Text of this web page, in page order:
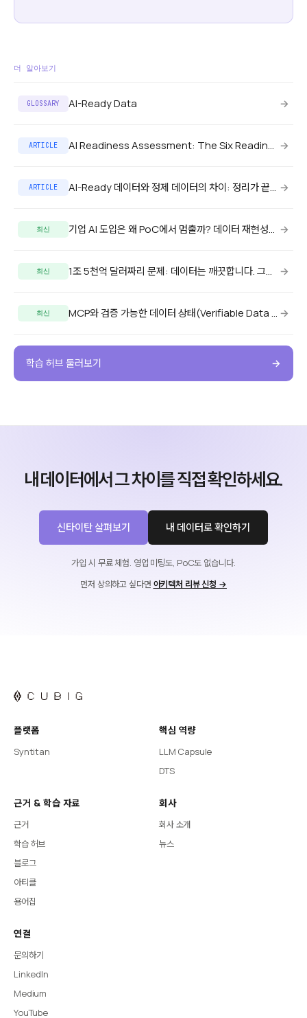
더 알아보기
GLOSSARY AI-Ready Data →
ARTICLE AI Readiness Assessment: The Six Readiness Axes →
ARTICLE AI-Ready 데이터와 정제 데이터의 차이: 정리가 끝나도 AI가 실패하는 이유 →
최신 기업 AI 도입은 왜 PoC에서 멈출까? 데이터 재현성이 필요한 이유 →
최신 1조 5천억 달러짜리 문제: 데이터는 깨끗합니다. 그런데도 AI는 그걸 쓰지 못합니다. →
최신 MCP와 검증 가능한 데이터 상태(Verifiable Data State) →
학습 허브 둘러보기 →
내 데이터에서 그 차이를 직접 확인하세요.
신타이탄 살펴보기 내 데이터로 확인하기
가입 시 무료 체험. 영업 미팅도, PoC도 없습니다.
먼저 상의하고 싶다면 아키텍처 리뷰 신청 →
플랫폼
Syntitan
핵심 역량
LLM Capsule
DTS
근거 & 학습 자료
근거
학습 허브
블로그
아티클
용어집
회사
회사 소개
뉴스
연결
문의하기
LinkedIn
Medium
YouTube